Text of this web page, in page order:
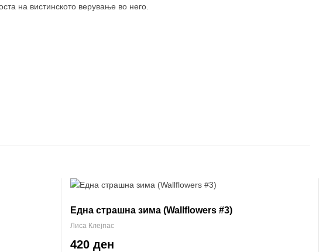
на вистинското верување во него.
Една страшна зима (Wallflowers #3)
Лиса Клејпас
420 ден